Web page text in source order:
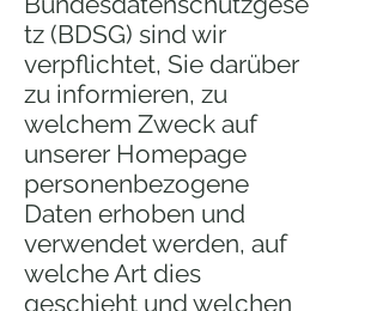
tz (BDSG) sind wir
verpflichtet, Sie darüber
zu informieren, zu
welchem Zweck auf
unserer Homepage
personenbezogene
Daten erhoben und
verwendet werden, auf
welche Art dies
geschieht und welchen